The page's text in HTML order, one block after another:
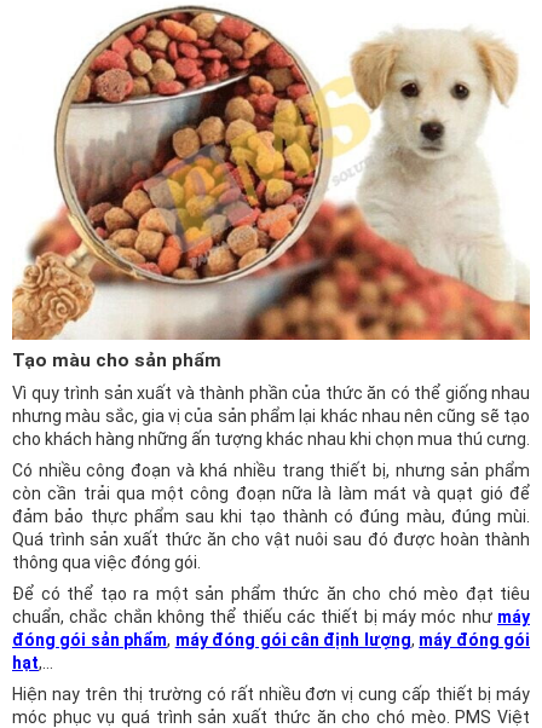
Tạo màu cho sản phẩm
Vì quy trình sản xuất và thành phần của thức ăn có thể giống nhau
nhưng màu sắc, gia vị của sản phẩm lại khác nhau nên cũng sẽ tạo
cho khách hàng những ấn tượng khác nhau khi chọn mua thú cưng.
Có nhiều công đoạn và khá nhiều trang thiết bị, nhưng sản phẩm
còn cần trải qua một công đoạn nữa là làm mát và quạt gió để
đảm bảo thực phẩm sau khi tạo thành có đúng màu, đúng mùi.
Quá trình sản xuất thức ăn cho vật nuôi sau đó được hoàn thành
thông qua việc đóng gói.
Để có thể tạo ra một sản phẩm thức ăn cho chó mèo đạt tiêu
chuẩn, chắc chắn không thể thiếu các thiết bị máy móc như máy
đóng gói sản phẩm, máy đóng gói cân định lượng, máy đóng gói
hạt,…
Hiện nay trên thị trường có rất nhiều đơn vị cung cấp thiết bị máy
móc phục vụ quá trình sản xuất thức ăn cho chó mèo. PMS Việt